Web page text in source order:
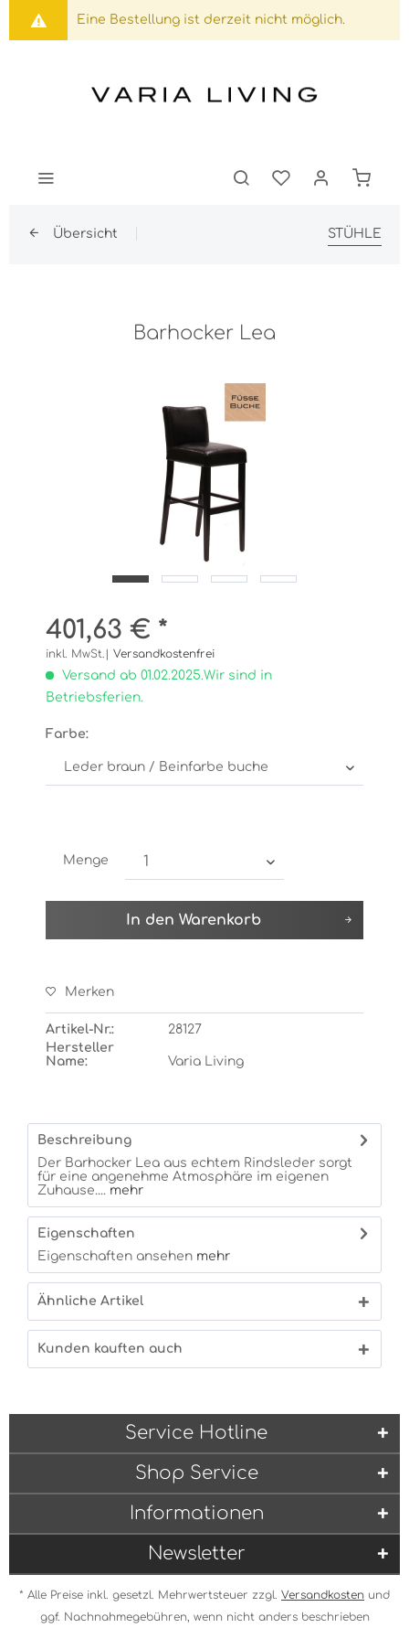
Eine Bestellung ist derzeit nicht möglich.
Übersicht STÜHLE
Barhocker Lea
401,63 € *
inkl. MwSt.| Versandkostenfrei
Versand ab 01.02.2025.Wir sind in
Betriebsferien.
Farbe:
Menge
In den Warenkorb
Merken
Artikel-Nr.:
28127
Hersteller
Name:
Varia Living
Beschreibung
Der Barhocker Lea aus echtem Rindsleder sorgt
für eine angenehme Atmosphäre im eigenen
Zuhause.... mehr
Eigenschaften
Eigenschaften ansehen mehr
Ähnliche Artikel
Kunden kauften auch
Service Hotline
Shop Service
Informationen
Newsletter
* Alle Preise inkl. gesetzl. Mehrwertsteuer zzgl. Versandkosten und
ggf. Nachnahmegebühren, wenn nicht anders beschrieben